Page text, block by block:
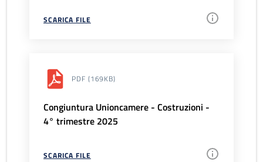
SCARICA FILE
PDF (169KB)
Congiuntura Unioncamere - Costruzioni -
4° trimestre 2025
SCARICA FILE